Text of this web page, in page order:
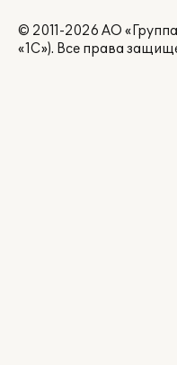
© 2011-2026 АО
«1С»). Все права